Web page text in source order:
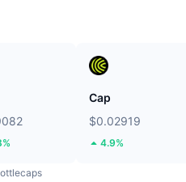
Cap
$0.02919
4.9%